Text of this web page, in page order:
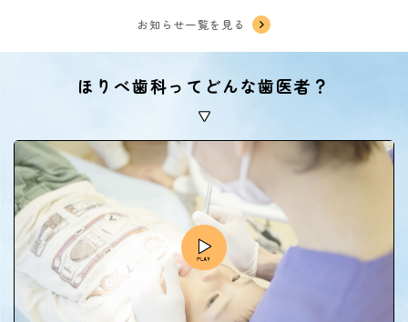
お知らせ一覧を見る
ほりべ歯科ってどんな歯医者？